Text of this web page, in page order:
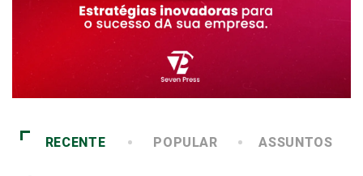
RECENTE POPULAR ASSUNTOS